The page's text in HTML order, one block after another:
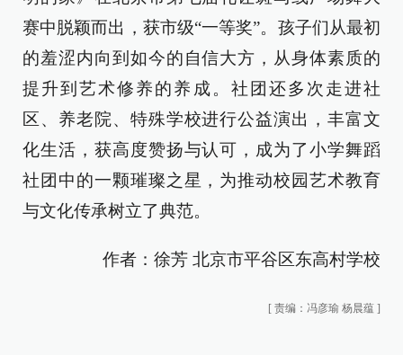
赛中脱颖而出，获市级“一等奖”。孩子们从最初
的羞涩内向到如今的自信大方，从身体素质的
提升到艺术修养的养成。社团还多次走进社
区、养老院、特殊学校进行公益演出，丰富文
化生活，获高度赞扬与认可，成为了小学舞蹈
社团中的一颗璀璨之星，为推动校园艺术教育
与文化传承树立了典范。
作者：徐芳 北京市平谷区东高村学校
[ 责编：冯彦瑜 杨晨蕴 ]